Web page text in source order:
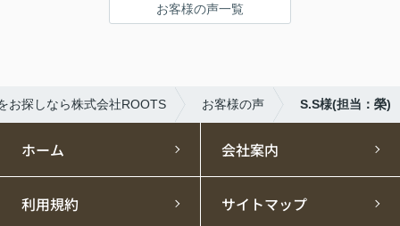
お客様の声一覧
お探しなら株式会社ROOTS お客様の声 S.S様(担当：榮)
ホーム 会社案内
利用規約 サイトマップ